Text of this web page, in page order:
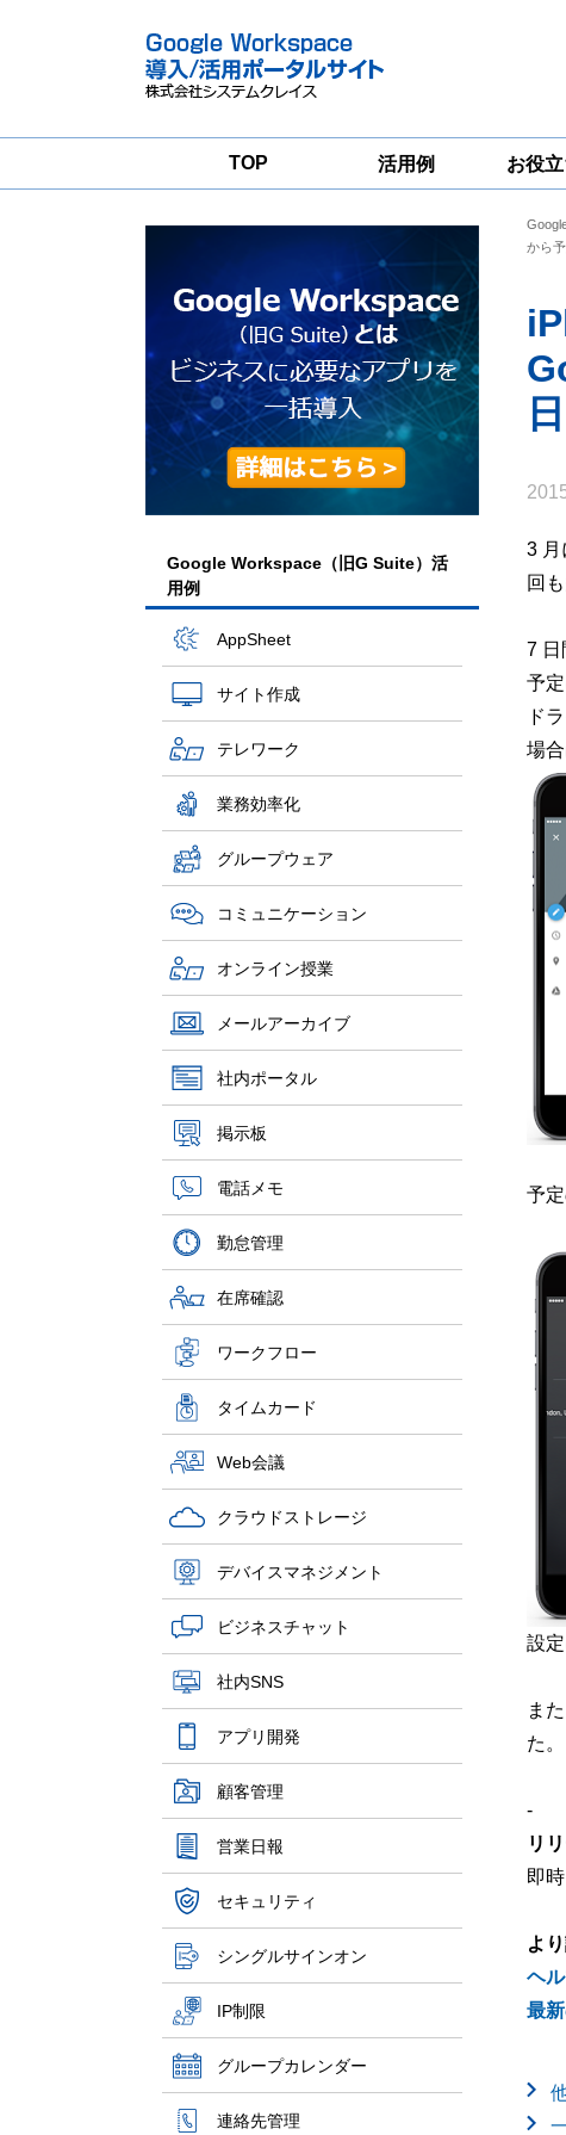
TOP 活用例 お役
支援サービス
グループウェア
移行支援
Google Workspace（旧G Suite）活
用例
AppSheet
サイト作成
テレワーク
業務効率化
グループウェア
コミュニケーション
オンライン授業
メールアーカイブ
社内ポータル
掲示板
電話メモ
勤怠管理
在席確認
ワークフロー
タイムカード
Web会議
クラウドストレージ
デバイスマネジメント
ビジネスチャット
社内SNS
アプリ開発
顧客管理
営業日報
セキュリティ
シングルサインオン
IP制限
グループカレンダー
連絡先管理
から
3 月
回
7 日
予
ド
場
予
設
ま
た。
-
リ
即
よ
ヘ
最